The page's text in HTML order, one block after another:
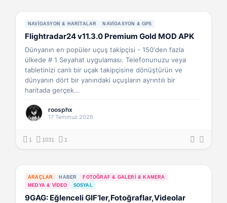
NAVIGASYON & HARITALAR NAVIGASYON & GPS
Flightradar24 v11.3.0 Premium Gold MOD APK
Dünyanın en popüler uçuş takipçisi - 150'den fazla
ülkede # 1 Seyahat uygulaması. Telefonunuzu veya
tabletinizi canlı bir uçak takipçisine dönüştürün ve
dünyanın dört bir yanındaki uçuşların ayrıntılı bir
haritada gerçek...
roosphx
17 Temmuz 2026
1 1031 1
ARAÇLAR HABER
FOTOĞRAF & GALERI & KAMERA
MEDYA & VIDEO
SOSYAL
9GAG: Eğlenceli GIF’ler,Fotoğraflar,Videolar